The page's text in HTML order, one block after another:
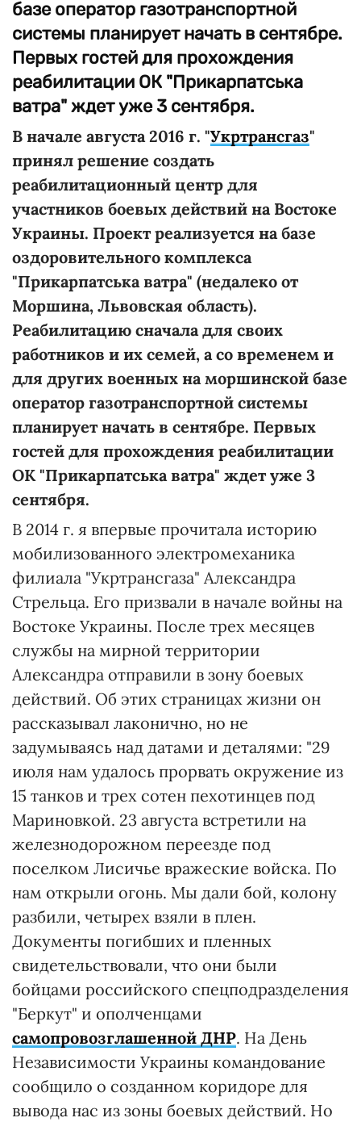
базе оператор газотранспортной
системы планирует начать в сентябре.
Первых гостей для прохождения
реабилитации ОК "Прикарпатська
ватра" ждет уже 3 сентября.
В начале августа 2016 г. "Укртрансгаз"
принял решение создать
реабилитационный центр для
участников боевых действий на Востоке
Украины. Проект реализуется на базе
оздоровительного комплекса
"Прикарпатська ватра" (недалеко от
Моршина, Львовская область).
Реабилитацию сначала для своих
работников и их семей, а со временем и
для других военных на моршинской базе
оператор газотранспортной системы
планирует начать в сентябре. Первых
гостей для прохождения реабилитации
ОК "Прикарпатська ватра" ждет уже 3
сентября.
В 2014 г. я впервые прочитала историю
мобилизованного электромеханика
филиала "Укртрансгаза" Александра
Стрельца. Его призвали в начале войны на
Востоке Украины. После трех месяцев
службы на мирной территории
Александра отправили в зону боевых
действий. Об этих страницах жизни он
рассказывал лаконично, но не
задумываясь над датами и деталями: "29
июля нам удалось прорвать окружение из
15 танков и трех сотен пехотинцев под
Мариновкой. 23 августа встретили на
железнодорожном переезде под
поселком Лисичье вражеские войска. По
нам открыли огонь. Мы дали бой, колону
разбили, четырех взяли в плен.
Документы погибших и пленных
свидетельствовали, что они были
бойцами российского спецподразделения
"Беркут" и ополченцами
самопровозглашенной ДНР. На День
Независимости Украины командование
сообщило о созданном коридоре для
вывода нас из зоны боевых действий. Но